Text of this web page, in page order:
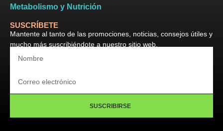
Metabolismo y Nutrición
SUSCRÍBETE
Mantente al tanto de las promociones, noticias, consejos útiles y
mucho más suscribiéndote a nuestro sitio web.
SUSCRIBIRSE